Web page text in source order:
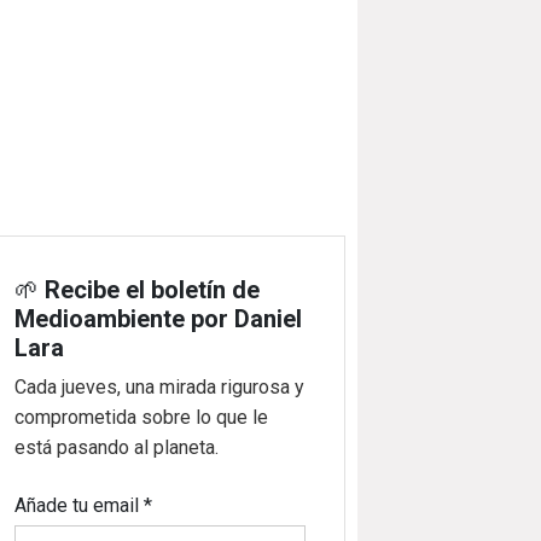
🌱 Recibe el boletín de
Medioambiente por Daniel
Lara
Cada jueves, una mirada rigurosa y
comprometida sobre lo que le
está pasando al planeta.
Añade tu email*